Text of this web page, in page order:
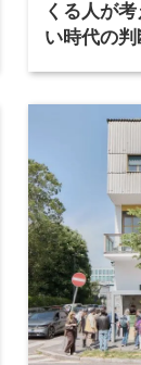
くる人が
い時代の判